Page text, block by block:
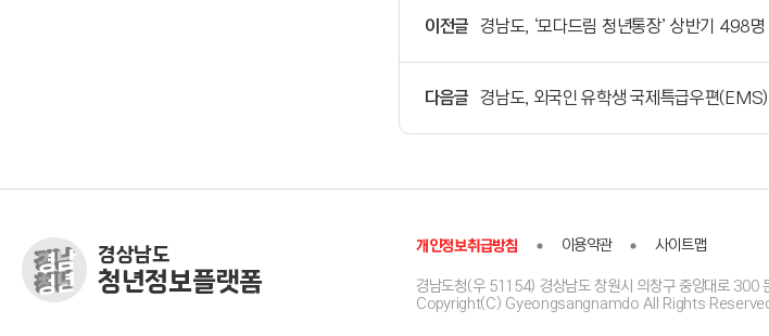
이전글 경남도, ‘모다드림 청년통장’ 상반기 498명
다음글 경남도, 외국인 유학생 국제특급우편
경상남도
청년정보플랫폼
개인정보취급방침 이용약관 사이트맵
경남도청(우 51154) 경상남도 창원시 의창구 중앙대로
Copyright(C) Gyeongsangnamdo All Rights